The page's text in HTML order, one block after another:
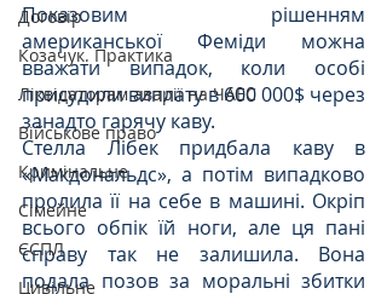
Договір
Козачук. Практика
Ліквідаторам аварії на ЧАЕС
Військове право
Кримінальне
Сімейне
ЄСПЛ
Цивільне
Показовим рішенням
американської Феміди можна
вважати випадок, коли особі
присудили виплату в 600 000$ через
занадто гарячу каву.
Стелла Лібек придбала каву в
«Макдональдс», а потім випадково
пролила її на себе в машині. Окріп
всього обпік їй ноги, але ця пані
справу так не залишила. Вона
подала позов за моральні збитки